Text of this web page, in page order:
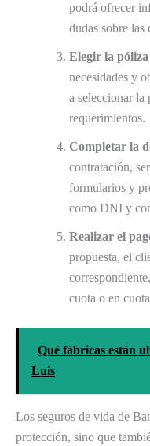
podrá ofrecer
dudas sobre las
Elegir la póliza
necesidades y
a seleccionar la
requerimientos.
Completar la
contratación,
formularios y
como DNI y
Realizar el
propuesta, el
cuota o en
Qué fábricas están
Luis
Los seguros de vida de
protección, sino que